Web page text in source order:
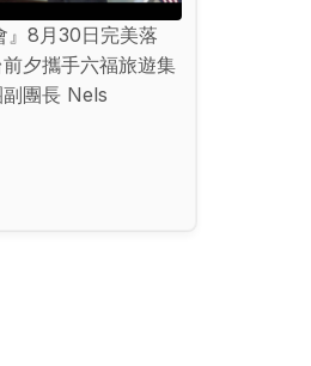
』8月30日完美落
夕攜手六福旅遊集
團長 Nels